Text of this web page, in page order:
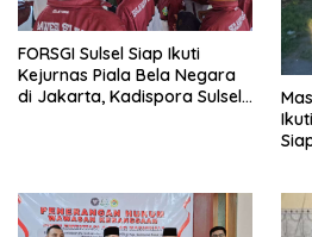
FORSGI Sulsel Siap Ikuti
Kejurnas Piala Bela Negara
di Jakarta, Kadispora Sulsel